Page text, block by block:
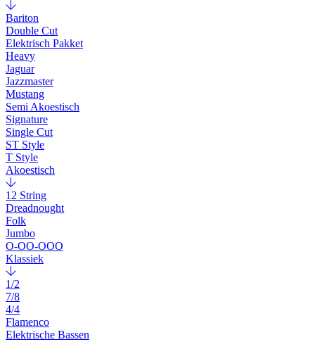
Bariton
Double Cut
Elektrisch Pakket
Heavy
Jaguar
Jazzmaster
Mustang
Semi Akoestisch
Signature
Single Cut
ST Style
T Style
Akoestisch
12 String
Dreadnought
Folk
Jumbo
O-OO-OOO
Klassiek
1/2
7/8
4/4
Flamenco
Elektrische Bassen